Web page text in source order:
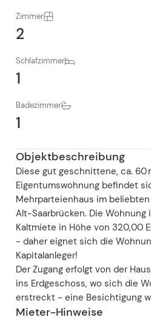
Zimmer
2
Schlafzimmer
1
Badezimmer
1
Objektbeschreibung
Diese gut geschnittene, ca. 60
Eigentumswohnung befindet
Mehrparteienhaus im
Alt-Saarbrücken. Die
Kaltmiete in Höhe von 320,00
- daher eignet sich die
Kapitalanleger!
Der Zugang erfolgt von der
ins Erdgeschoss, wo sich die
erstreckt - eine Besichtigung
Mieter-Hinweise